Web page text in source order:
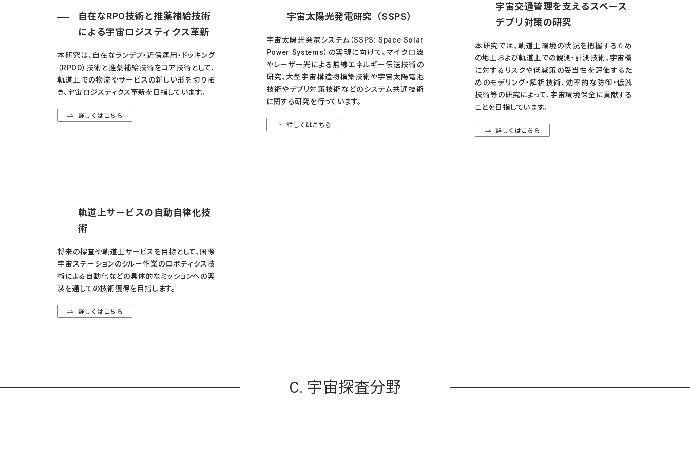
自在なRPO技術と推薬補給技術
による宇宙ロジスティクス革新
本研究は、自在なランデブ・近傍運用・ドッキング
（RPOD）技術と推薬補給技術をコア技術として、
軌道上での物流やサービスの新しい形を切り拓
き、宇宙ロジスティクス革新を目指しています。
詳しくはこちら
宇宙太陽光発電研究（SSPS）
宇宙太陽光発電システム（SSPS: Space Solar
Power Systems）の実現に向けて、マイクロ波
やレーザー光による無線エネルギー伝送技術の
研究、大型宇宙構造物構築技術や宇宙太陽電池
技術やデブリ対策技術などのシステム共通技術
に関する研究を行っています。
詳しくはこちら
宇宙交通管理を支えるスペース
デブリ対策の研究
本研究では、軌道上環境の状況を把握するため
の地上および軌道上での観測・計測技術、宇宙機
に対するリスクや低減策の妥当性を評価するた
めのモデリング・解析技術、効率的な防御・低減
技術等の研究によって、宇宙環境保全に貢献する
ことを目指しています。
詳しくはこちら
軌道上サービスの自動自律化技
術
将来の探査や軌道上サービスを目標として、国際
宇宙ステーションのクルー作業のロボティクス技
術による自動化などの具体的なミッションへの実
装を通しての技術獲得を目指します。
詳しくはこちら
C. 宇宙探査分野